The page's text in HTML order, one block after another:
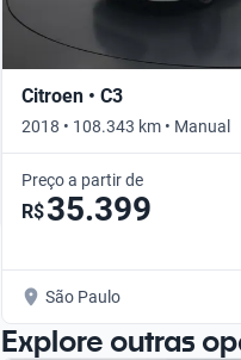
Citroen • C3
2018 • 108.343 km • Manual
Preço a partir de
R$35.399
São Paulo
Explore outras